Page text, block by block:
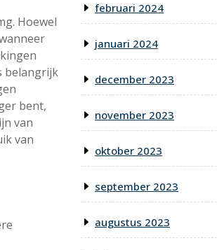
Hoewel
belangrijk
bent,
van
van
februari 2024
januari 2024
december 2023
november 2023
oktober 2023
september 2023
augustus 2023